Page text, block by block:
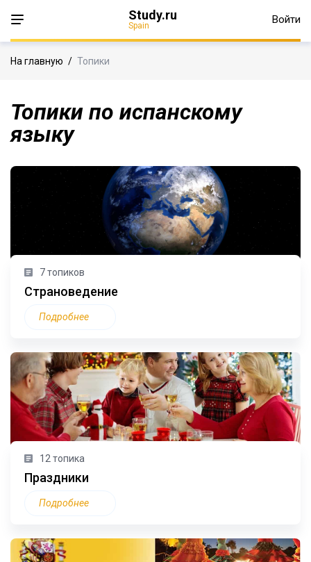
Study.ru
Spain Войти
На главную / Топики
Топики по испанскому
языку
7 топиков
Страноведение
Подробнее
12 топика
Праздники
Подробнее